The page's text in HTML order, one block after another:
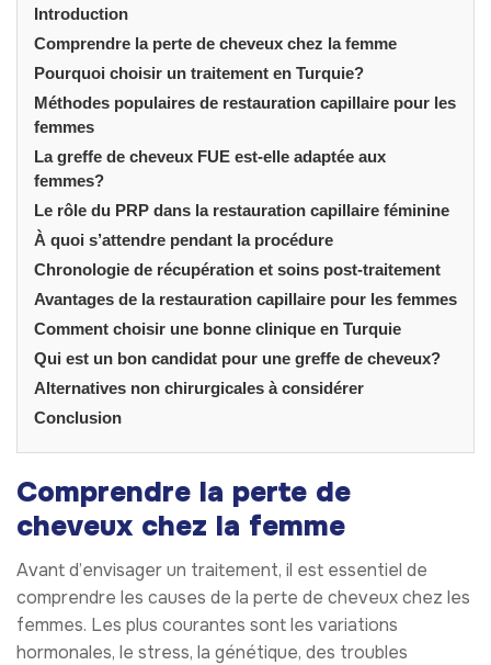
Introduction
Comprendre la perte de cheveux chez la femme
Pourquoi choisir un traitement en Turquie?
Méthodes populaires de restauration capillaire pour les
femmes
La greffe de cheveux FUE est-elle adaptée aux
femmes?
Le rôle du PRP dans la restauration capillaire féminine
À quoi s’attendre pendant la procédure
Chronologie de récupération et soins post-traitement
Avantages de la restauration capillaire pour les femmes
Comment choisir une bonne clinique en Turquie
Qui est un bon candidat pour une greffe de cheveux?
Alternatives non chirurgicales à considérer
Conclusion
Comprendre la perte de
cheveux chez la femme
Avant d’envisager un traitement, il est essentiel de
comprendre les causes de la perte de cheveux chez les
femmes. Les plus courantes sont les variations
hormonales, le stress, la génétique, des troubles